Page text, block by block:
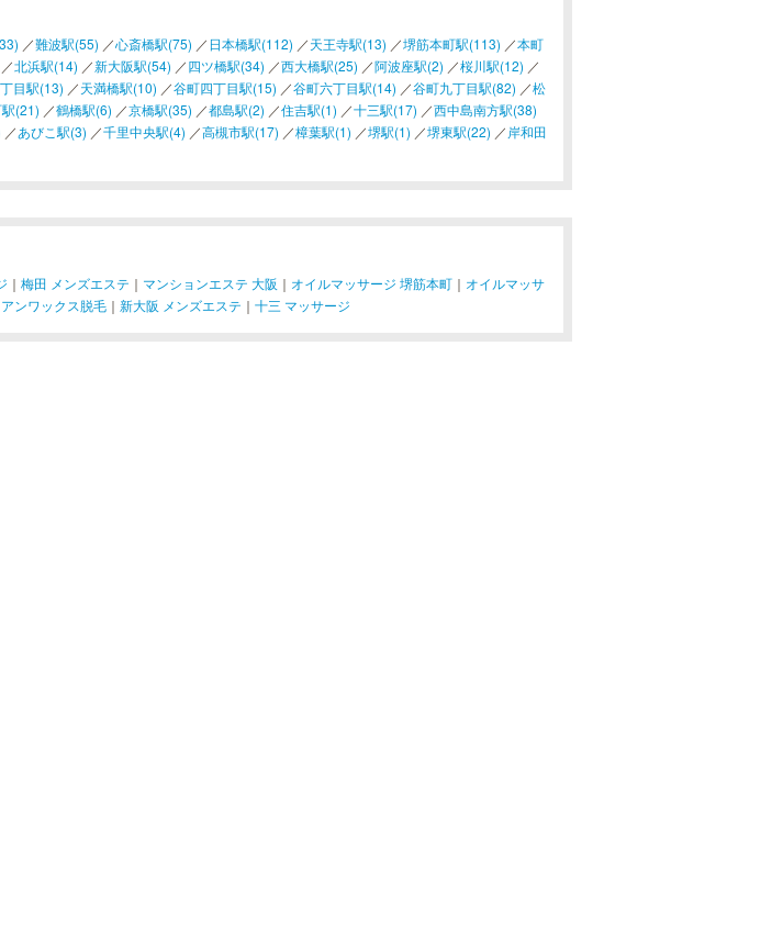
／難波駅(55) ／心斎橋駅(75) ／日本橋駅(112) ／天王寺駅(13) ／堺筋本町駅(113) ／本町
／北浜駅(14) ／新大阪駅(54) ／四ツ橋駅(34) ／西大橋駅(25) ／阿波座駅(2) ／桜川駅(12) ／
目駅(13) ／天満橋駅(10) ／谷町四丁目駅(15) ／谷町六丁目駅(14) ／谷町九丁目駅(82) ／松
駅(21) ／鶴橋駅(6) ／京橋駅(35) ／都島駅(2) ／住吉駅(1) ／十三駅(17) ／西中島南方駅(38)
／あびこ駅(3) ／千里中央駅(4) ／高槻市駅(17) ／樟葉駅(1) ／堺駅(1) ／堺東駅(22) ／ 岸和田
｜ 梅田 メンズエステ ｜ マンションエステ 大阪 ｜ オイルマッサージ 堺筋本町 ｜ オイルマッサ
ンワックス脱毛 ｜ 新大阪 メンズエステ ｜ 十三 マッサージ